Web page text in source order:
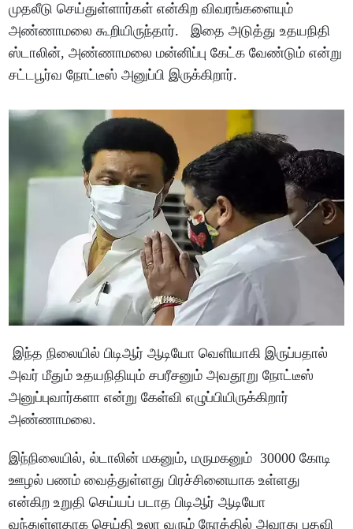
முதலீடு செய்துள்ளார்கள் என்கிற விவரங்களையும்
அண்ணாமலை கூறியிருந்தார். இதை அடுத்து உதயநிதி
ஸ்டாலின், அண்ணாமலை மன்னிப்பு கேட்க வேண்டும் என்று
சட்டபூர்வ நோட்டீஸ் அனுப்பி இருக்கிறார்.
இந்த நிலையில் பிடிஆர் ஆடியோ வெளியாகி இருப்பதால்
அவர் மீதும் உதயநிதியும் சபரீசனும் அவதூறு நோட்டீஸ்
அனுப்புவார்களா என்று கேள்வி எழுப்பியிருக்கிறார்
அண்ணாமலை.
இந்நிலையில், ல்டாலின் மகனும், மருமகனும் 30000 கோடி
ஊழல் பணம் வைத்துள்ளது பிரச்சினையாக உள்ளது
என்கிற உறுதி செய்யப் படாத பிடிஆர் ஆடியோ
வந்துள்ளதாக செய்தி உலா வரும் நேரத்தில் அவரது பதவி